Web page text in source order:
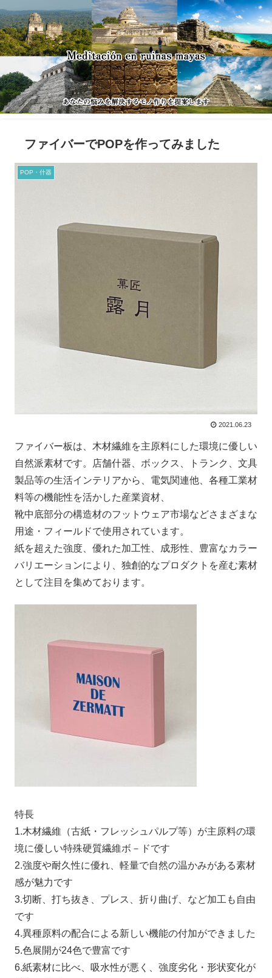
ファイバーでPOPを作ってみました
POP・什器
2021.06.23
ファイバー板は、木材繊維を主原料にした環境に優しい
自然派素材です。店舗什器、ボックス、トランク、文具
製品等の生活インテリアから、電気関連他、各種工業材
料等の機能性を活かした産業資材、
靴中底部分の構造材のフットウェア市場などさまざまな
用途・フィールドで使用されています。
紙を超えた強度、優れた加工性、成形性、豊富なカラー
バリエーションにより、独創的なプロダクトを産む素材
として注目を集めております。
特長
1.木材繊維（古紙・フレッシュパルプ等）が主原料の環
境に優しい特殊硬質繊維ボ－ドです
2.強度や耐久性に優れ、軽量で自然の温かみがある素材
感が魅力です
3.切断、打ち抜き、プレス、折り曲げ、など加工も自由
です
4.異種原料の配合による新しい機能の付加ができました
5.色展開が24色で豊富です
6.紙素材に比べ、吸水性が悪く、強度劣化・形状変化が